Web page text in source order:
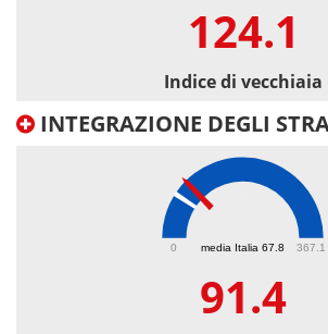
124.1
Indice di vecchiaia
INTEGRAZIONE DEGLI
media Italia 67.8
0 367.1
91.4